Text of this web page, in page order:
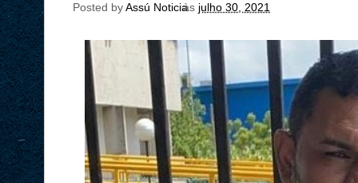
Posted byAssú Noticia
às julho 30, 2021